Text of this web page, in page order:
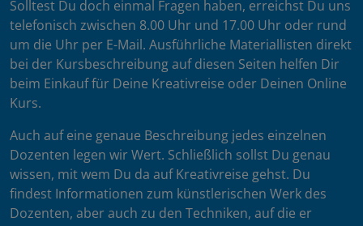
Solltest Du doch einmal Fragen haben, erreichst Du uns
telefonisch zwischen 8.00 Uhr und 17.00 Uhr oder rund
um die Uhr per E-Mail. Ausführliche Materiallisten direkt
bei der Kursbeschreibung auf diesen Seiten helfen Dir
beim Einkauf für Deine Kreativreise oder Deinen Online
Kurs.
Auch auf eine genaue Beschreibung jedes einzelnen
Dozenten legen wir Wert. Schließlich sollst Du genau
wissen, mit wem Du da auf Kreativreise gehst. Du
findest Informationen zum künstlerischen Werk des
Dozenten, aber auch zu den Techniken, auf die er